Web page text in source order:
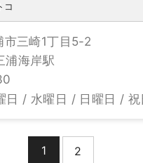
コ
市三崎1丁目5-2
浦海岸駅
日 / 水曜日 / 日曜日 / 祝
1 2